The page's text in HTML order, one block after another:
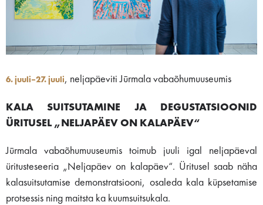
6. juuli–27. juuli, neljapäeviti Jūrmala vabaõhumuuseumis
KALA SUITSUTAMINE JA DEGUSTATSIOONID
ÜRITUSEL „NELJAPÄEV ON KALAPÄEV“
Jūrmala vabaõhumuuseumis toimub juuli igal neljapäeval
üritusteseeria „Neljapäev on kalapäev“. Üritusel saab näha
kalasuitsutamise demonstratsiooni, osaleda kala küpsetamise
protsessis ning maitsta ka kuumsuitsukala.